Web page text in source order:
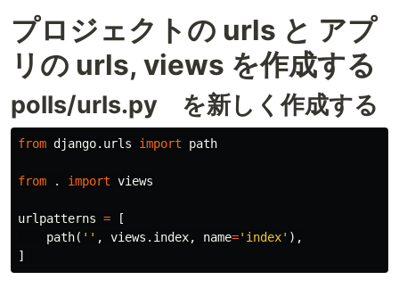
プロジェクトの urls と アプ
リの urls, views を作成する
polls/urls.py を新しく作成する
from django.urls import path
from . import views
urlpatterns =
[
path( '' , views . index, name='index' ),
]